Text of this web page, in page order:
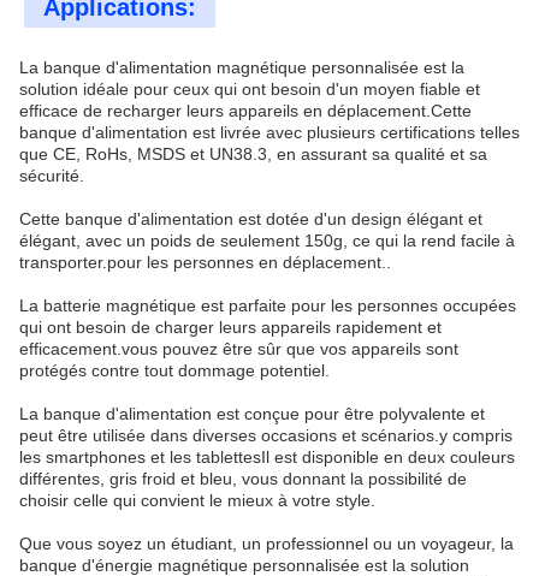
Applications:
La banque d'alimentation magnétique personnalisée est la
solution idéale pour ceux qui ont besoin d'un moyen fiable et
efficace de recharger leurs appareils en déplacement.Cette
banque d'alimentation est livrée avec plusieurs certifications telles
que CE, RoHs, MSDS et UN38.3, en assurant sa qualité et sa
sécurité.
Cette banque d'alimentation est dotée d'un design élégant et
élégant, avec un poids de seulement 150g, ce qui la rend facile à
transporter.pour les personnes en déplacement..
La batterie magnétique est parfaite pour les personnes occupées
qui ont besoin de charger leurs appareils rapidement et
efficacement.vous pouvez être sûr que vos appareils sont
protégés contre tout dommage potentiel.
La banque d'alimentation est conçue pour être polyvalente et
peut être utilisée dans diverses occasions et scénarios.y compris
les smartphones et les tablettesIl est disponible en deux couleurs
différentes, gris froid et bleu, vous donnant la possibilité de
choisir celle qui convient le mieux à votre style.
Que vous soyez un étudiant, un professionnel ou un voyageur, la
banque d'énergie magnétique personnalisée est la solution